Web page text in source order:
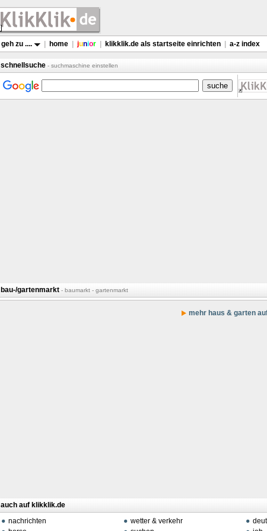
geh zu .... home junior klikklik.de als startseite einrichten a-z index
schnellsuche - suchmaschine einstellen
bau-/gartenmarkt - baumarkt - gartenmarkt
mehr haus & garten
auch auf klikklik.de
nachrichten
wetter & verkehr